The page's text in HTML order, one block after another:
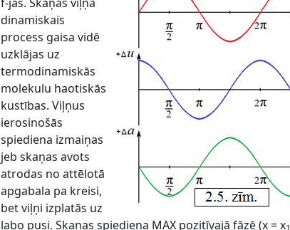
f-jas. Skaņas viļņa
dinamiskais
process gaisa vidē
uzklājas uz
termodinamiskās
molekulu haotiskās
kustības. Viļņus
ierosinošās
spiediena izmaiņas
jeb skaņas avots
atrodas no attēlotā
apgabala pa kreisi,
bet viļņi izplatās uz
labo pusi. Skaņas spiediena MAX pozitīvajā fāzē (x = x